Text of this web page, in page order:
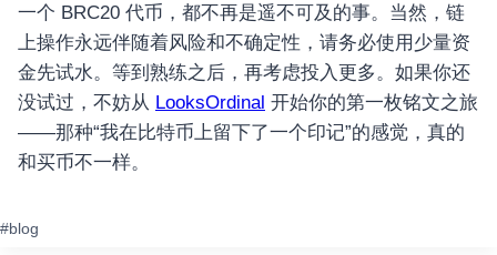
一个 BRC20 代币，都不再是遥不可及的事。当然，链
上操作永远伴随着风险和不确定性，请务必使用少量资
金先试水。等到熟练之后，再考虑投入更多。如果你还
没试过，不妨从 LooksOrdinal 开始你的第一枚铭文之旅
——那种“我在比特币上留下了一个印记”的感觉，真的
和买币不一样。
#blog